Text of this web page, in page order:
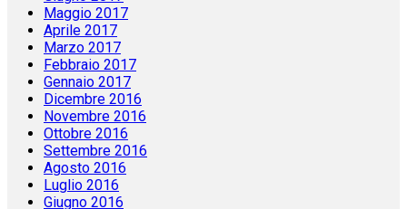
Maggio 2017
Aprile 2017
Marzo 2017
Febbraio 2017
Gennaio 2017
Dicembre 2016
Novembre 2016
Ottobre 2016
Settembre 2016
Agosto 2016
Luglio 2016
Giugno 2016